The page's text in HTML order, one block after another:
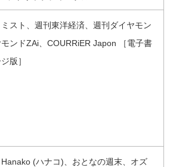
スト、週刊東洋経済、週刊ダイヤモン
モンドZAi、COURRiER Japon ［電子書
版］
(ハナコ)、おとなの週末、オズ